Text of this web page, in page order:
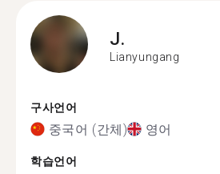
J.
Lianyungang
구사언어
중국어 (간체) 영어
학습언어